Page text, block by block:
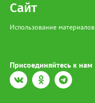
Сайт
Использование материалов
Присоединяйтесь к нам